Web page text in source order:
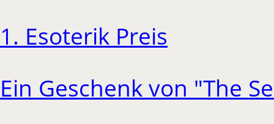
1. Esoterik Preis
Ein Geschenk von "The